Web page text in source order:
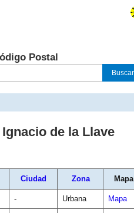
Postal
de la Llave
Ciudad Zona Mapa
- Urbana Mapa